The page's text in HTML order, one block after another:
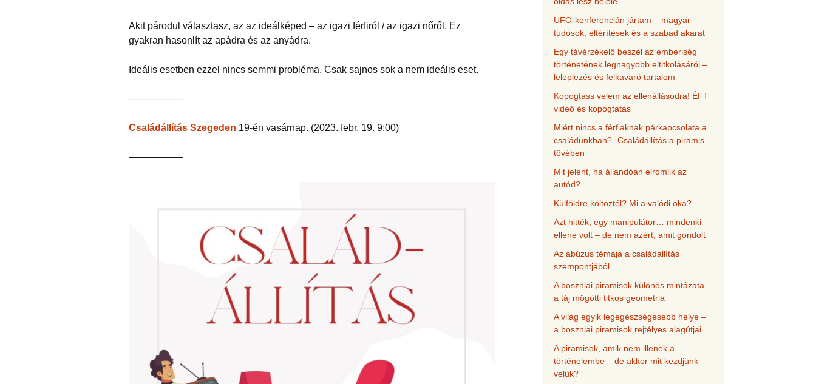
Akit párodul választasz, az az ideálképed – az igazi férfiról / az igazi nőről. Ez
gyakran hasonlít az apádra és az anyádra.
Ideális esetben ezzel nincs semmi probléma. Csak sajnos sok a nem ideális eset.
—————–
Családállítás Szegeden 19-én vasárnap. (2023. febr. 19. 9:00)
—————–
UFO-konferencián jártam – magyar
tudósok, eltérítések és a szabad akarat
Egy távérzékelő beszél az emberiség
történetének legnagyobb eltitkolásáról –
leleplezés és felkavaró tartalom
Kopogtass velem az ellenállásodra! ÉFT
videó és kopogtatás
Miért nincs a férfiaknak párkapcsolata a
családunkban?- Családállítás a piramis
tövében
Mit jelent, ha állandóan elromlik az
autód?
Külföldre költöztél? Mi a valódi oka?
Azt hitték, egy manipulátor… mindenki
ellene volt – de nem azért, amit gondolt
Az abúzus témája a családállítás
szempontjából
A boszniai piramisok különös mintázata –
a táj mögötti titkos geometria
A világ egyik legegészségesebb helye –
a boszniai piramisok rejtélyes alagútjai
A piramisok, amik nem illenek a
történelembe – de akkor mit kezdjünk
velük?